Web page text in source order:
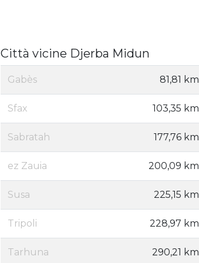
Città vicine Djerba Midun
Gabès 81,81 km
Sfax 103,35 km
Sabratah 177,76 km
ez Zauia 200,09 km
Susa 225,15 km
Tripoli 228,97 km
Tarhuna 290,21 km